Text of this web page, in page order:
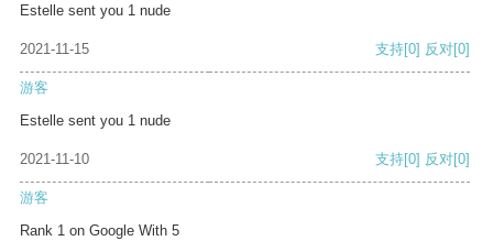
Estelle sent you 1 nude
2021-11-15 支持[0] 反对[0]
游客
Estelle sent you 1 nude
2021-11-10 支持[0] 反对[0]
游客
Rank 1 on Google With 5